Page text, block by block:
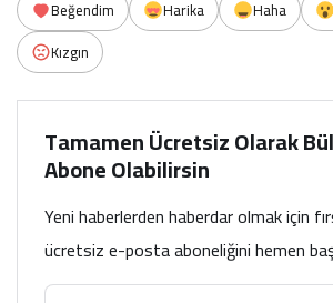
Beğendim Harika Haha
Kızgın
Tamamen Ücretsiz Olarak
Abone Olabilirsin
Yeni haberlerden haberdar olmak için
ücretsiz e-posta aboneliğini hemen